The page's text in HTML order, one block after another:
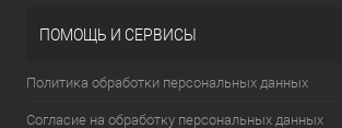
ПОМОЩЬ И СЕРВИСЫ
Политика обработки персональных данных
Согласие на обработку персональных данных